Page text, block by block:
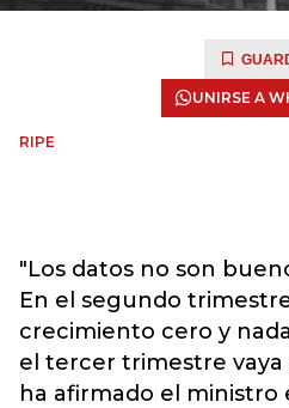
UNIRSE A
RIPE
"Los datos no son
En el segundo
crecimiento cero y
el tercer trimestre
ha afirmado el ministro